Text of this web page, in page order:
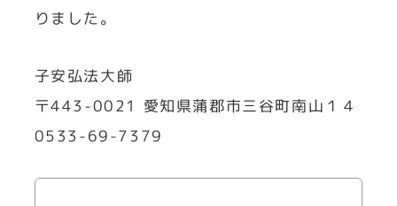
りました。
子安弘法大師
〒443-0021 愛知県蒲郡市三谷町南山１４
0533-69-7379